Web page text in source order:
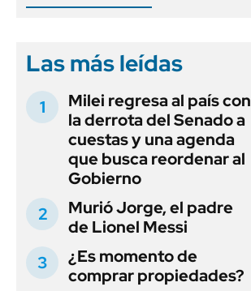
Las más leídas
Milei regresa al país con
la derrota del Senado a
cuestas y una agenda
que busca reordenar al
Gobierno
Murió Jorge, el padre
de Lionel Messi
¿Es momento de
comprar propiedades?